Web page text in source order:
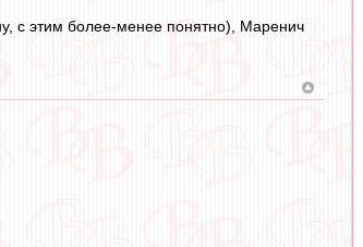
с этим более-менее понятно), Маренич